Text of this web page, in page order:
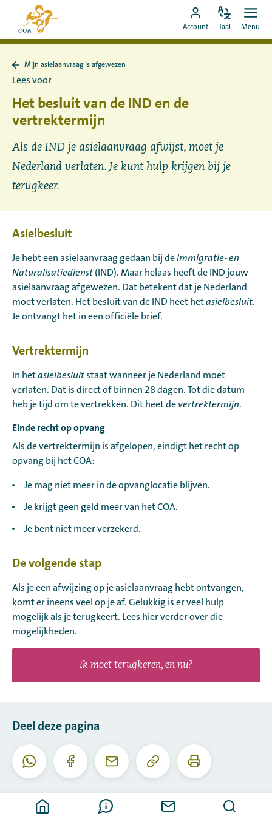
naar
content
Naar
de
startpagina
MyCOA
Ga
naar
Account
Pas
taal
Taal Menu
Terug
naar
asielaanvraag
afgewezen
Mijn asielaanvraag is afgewezen
Lees voor
Het besluit van de IND en de
vertrektermijn
Als de IND je asielaanvraag afwijst, moet je
Nederland verlaten. Je kunt hulp krijgen bij je
terugkeer.
Asielbesluit
Je hebt een asielaanvraag gedaan bij deImmigratie- en
Naturalisatiedienst (IND). Maar helaas heeft de IND jouw
asielaanvraag afgewezen. Dat betekent dat je Nederland
moet verlaten. Het besluit van de IND heet hetasielbesluit.
Je ontvangt het in een officiële brief.
Vertrektermijn
In hetasielbesluitstaat wanneer je Nederland moet
verlaten. Dat is direct of binnen 28 dagen. Tot die datum
heb je tijd om te vertrekken. Dit heet de vertrektermijn.
Einde recht op opvang
Als de vertrektermijn is afgelopen, eindigt het recht op
opvang bij het COA:
Je mag niet meer in de opvanglocatie blijven.
Je krijgt geen geld meer van het COA.
Je bent niet meer verzekerd.
De volgende stap
Als je een afwijzing op je asielaanvraag hebt ontvangen,
komt er ineens veel op je af. Gelukkig is er veel hulp
mogelijk als je terugkeert. Lees hier verder over die
mogelijkheden.
Ik moet terugkeren, en nu?
Deel deze pagina
WhatsappFacebookE-
Kopieer
deze
Print
deze